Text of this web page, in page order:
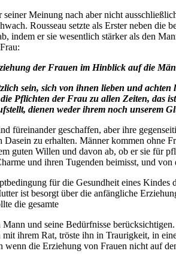
Meinung nach aber nicht
Rousseau setzte als Erster neben
indem er sie wesentlich stärker als den
der Frauen im Hinblick auf die
sein, sich von ihnen lieben und achten
Pflichten der Frau zu allen Zeiten, das
dienen weder ihrem noch unserem
füreinander geschaffen, aber ihre
zu erhalten. Männer kommen ohne
guten Willen und davon ab, ob er sie für
und ihren Tugenden beimisst, und
für die Gesundheit eines
ist besorgt über die anfängliche
die gesamte
und seine Bedürfnisse
ihrem Rat, tröste ihn in Traurigkeit, in
wenn die Erziehung von Frauen nicht auf